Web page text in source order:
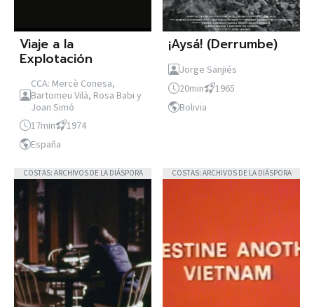
Viaje a la
Explotación
CCA: Mercè Conesa,
Bartomeu Vilà, Rosa Babi y
Joan Simó
17min
1974
España
¡Aysá! (Derrumbe)
Jorge Sanjiés
20min
1965
Bolivia
COSTAS: ARCHIVOS DE LA DIÁSPORA COSTAS: ARCHIVOS DE LA DIÁSPORA